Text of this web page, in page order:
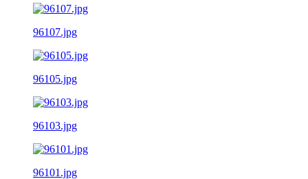
96107.jpg
96105.jpg
96103.jpg
96101.jpg